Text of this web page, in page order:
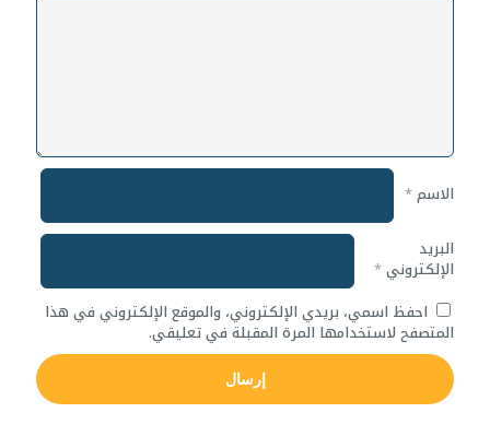
الاسم*
البريد
الإلكتروني*
احفظ اسمي، بريدي الإلكتروني، والموقع الإلكتروني في هذا
المتصفح لاستخدامها المرة المقبلة في تعليقي.